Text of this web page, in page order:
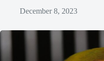
December 8, 2023